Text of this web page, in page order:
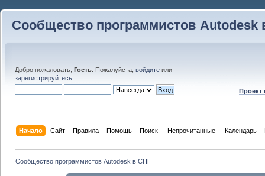
Сообщество программистов Autodesk
Добро пожаловать, Гость . Пожалуйста, войдите или
зарегистрируйтесь
Проект
Начало Сайт Правила Помощь Поиск Непрочитанные Календарь
Сообщество программистов Autodesk в СНГ